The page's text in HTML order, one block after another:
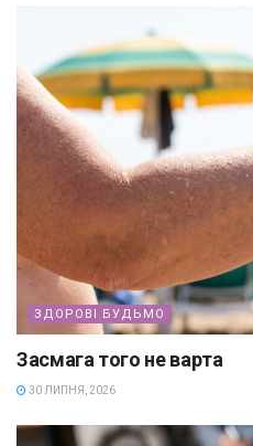
ЗДОРОВІ БУДЬМО
Засмага того не варта
30 ЛИПНЯ, 2026